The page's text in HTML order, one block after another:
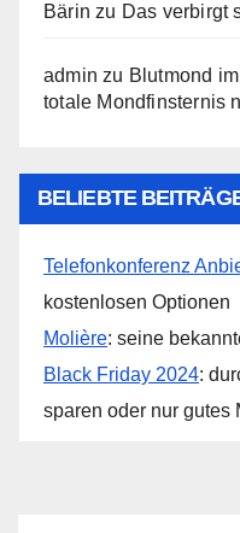
Bärin zu Das verbirgt
admin zu Blutmond
totale Mondfinsternis
BELIEBTE
Telefonkonferenz
kostenlosen Optionen
Molière: seine
Black Friday 2024:
sparen oder nur gutes